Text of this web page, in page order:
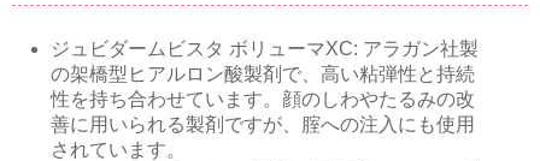
ジュビダームビスタ ボリューマXC: アラガン社製
の架橋型ヒアルロン酸製剤で、高い粘弾性と持続
性を持ち合わせています。顔のしわやたるみの改
善に用いられる製剤ですが、腟への注入にも使用
されています。